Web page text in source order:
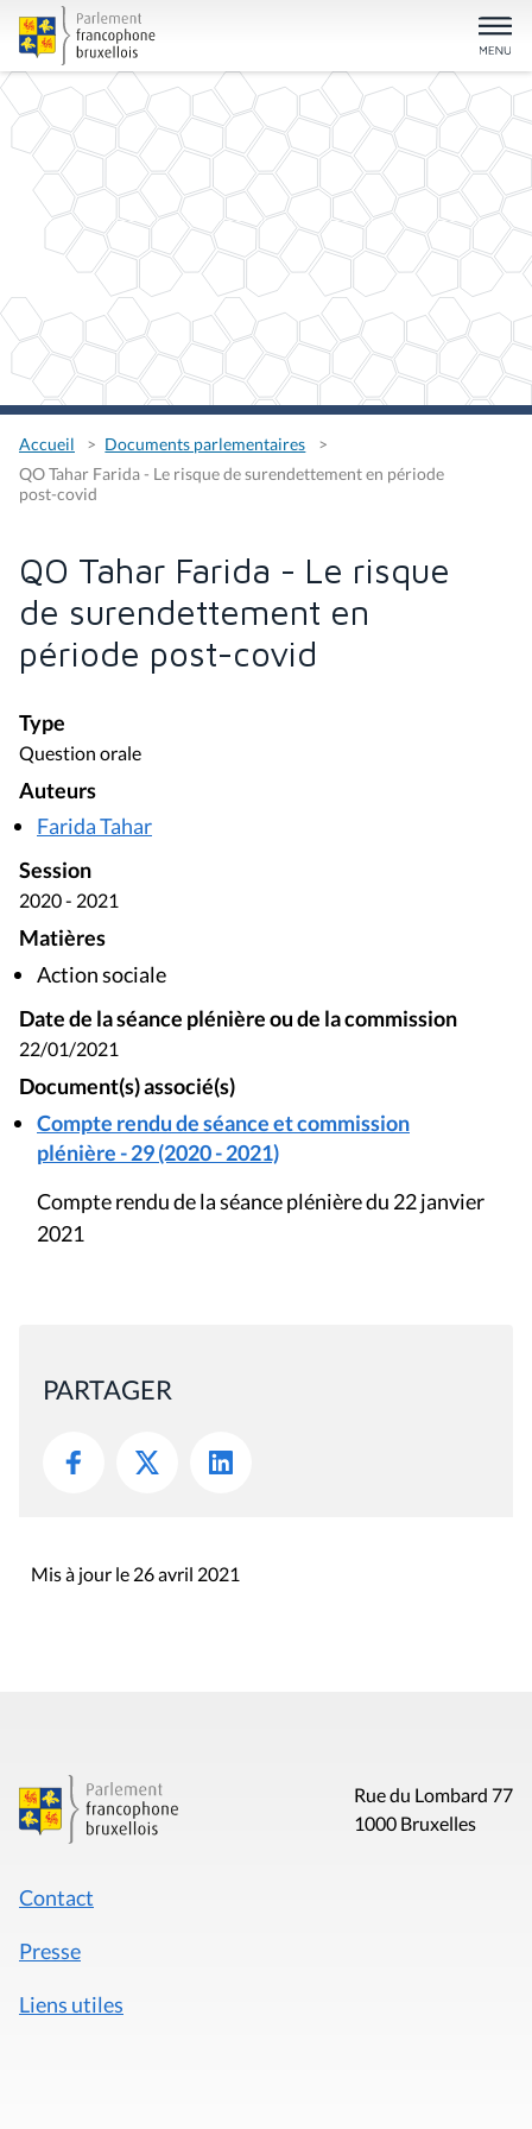
Accueil
Documents parlementaires
QO Tahar Farida - Le risque de surendettement en période
post-covid
QO Tahar Farida - Le risque
de surendettement en
période post-covid
Type
Question orale
Auteurs
Farida Tahar
Session
2020 - 2021
Matières
Action sociale
Date de la séance plénière ou de la commission
22/01/2021
Document(s) associé(s)
Compte rendu de séance et commission
plénière - 29 (2020 - 2021)
Compte rendu de la séance plénière du 22 janvier
2021
PARTAGER
Mis à jour le 26 avril 2021
Rue du Lombard 77
1000 Bruxelles
Contact
Presse
Liens utiles